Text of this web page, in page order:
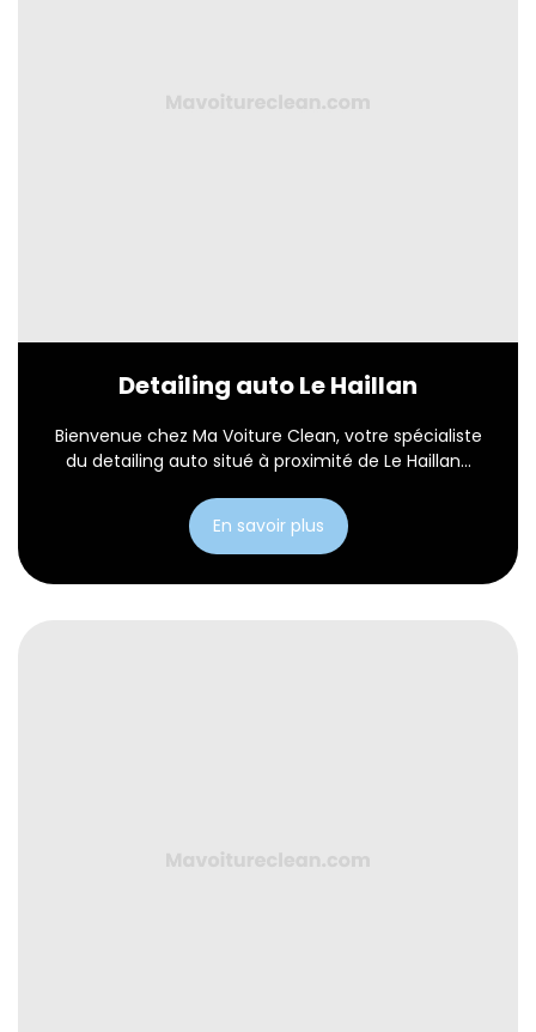
Detailing auto Le Haillan
Bienvenue chez Ma Voiture Clean, votre spécialiste
du detailing auto situé à proximité de Le Haillan...
En savoir plus